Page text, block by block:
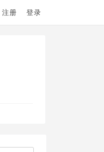
注册 登录